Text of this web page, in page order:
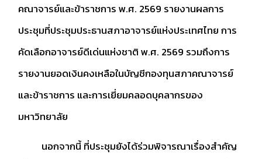
คณาจารย์และข้าราชการ พ.ศ. 2569 รายงานผลการ
ประชุมที่ประชุมประธานสภาอาจารย์แห่งประเทศไทย การ
คัดเลือกอาจารย์ดีเด่นแห่งชาติ พ.ศ. 2569 รวมถึงการ
รายงานยอดเงินคงเหลือในบัญชีกองทุนสภาคณาจารย์
และข้าราชการ และการเยี่ยมคลอดบุคลากรของ
มหาวิทยาลัย
นอกจากนี้ ที่ประชุมยังได้ร่วมพิจารณาเรื่องสำคัญ